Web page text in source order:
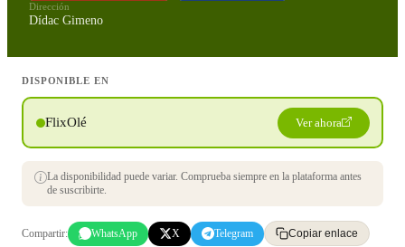
Dirección
Dídac Gimeno
DISPONIBLE EN
FlixOlé Ver ahora
La disponibilidad puede variar. Comprueba siempre en la plataforma antes
de suscribirte.
Compartir: WhatsApp X Telegram Copiar enlace